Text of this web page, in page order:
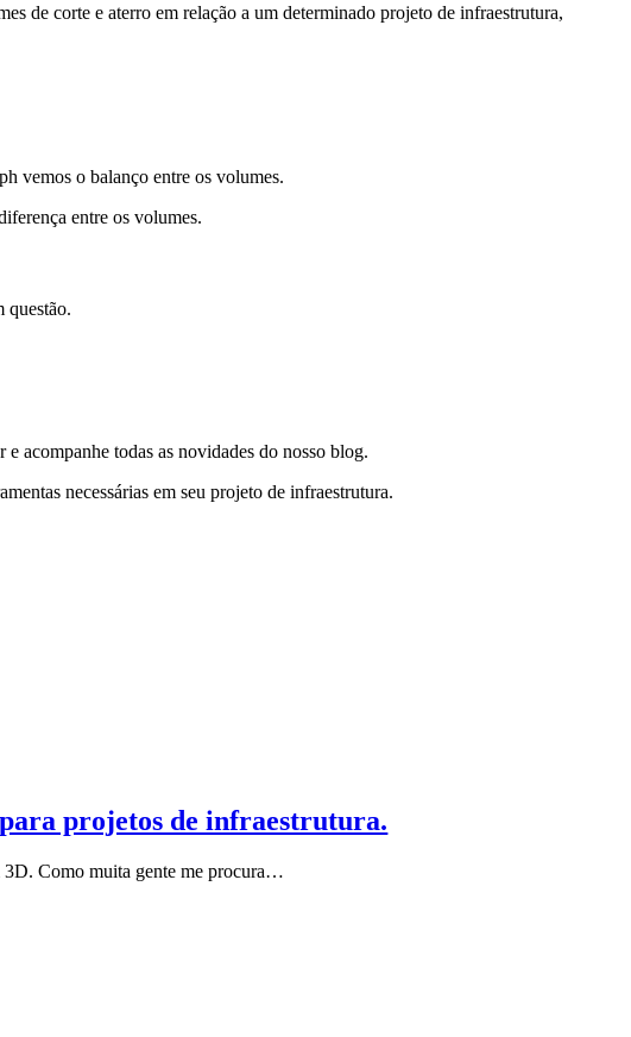
de corte e aterro em relação a um determinado projeto de infraestrutura,
vemos o balanço entre os volumes.
entre os volumes.
questão.
e acompanhe todas as novidades do nosso blog.
necessárias em seu projeto de infraestrutura.
projetos de infraestrutura.
3D. Como muita gente me procura…